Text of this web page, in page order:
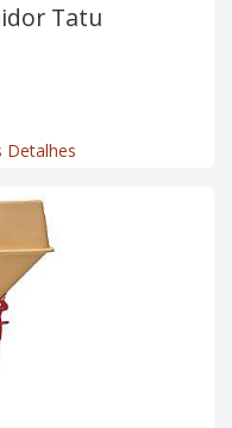
Tatu
Detalhes